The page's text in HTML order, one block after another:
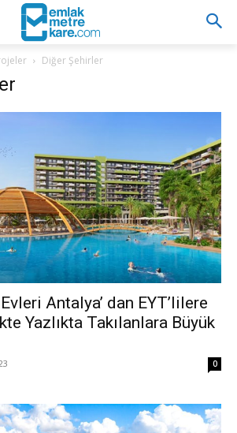
Diğer Şehirler
Antalya’ dan EYT’lilere
Yazlıkta Takılanlara Büyük
0